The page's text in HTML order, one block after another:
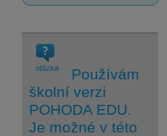
otázka
Používám
školní verzi
POHODA EDU.
Je možné v této